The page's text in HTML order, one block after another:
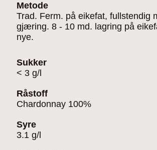
Metode
Trad. Ferm. på eikefat, fullstendig
gjæring. 8 - 10 md. lagring på
nye.
Sukker
< 3 g/l
Råstoff
Chardonnay 100%
Syre
3.1 g/l